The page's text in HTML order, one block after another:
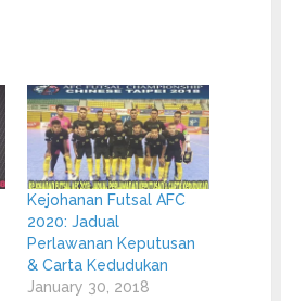
Kejohanan Futsal AFC
2020: Jadual
Perlawanan Keputusan
& Carta Kedudukan
January 30, 2018